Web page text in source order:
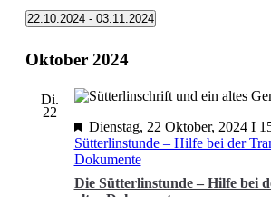
Veranstaltungen
22.10.2024 - 03.11.2024
wählen.
Oktober 2024
Di.
22
Die Sütterlinstunde – Hilfe bei
Dienstag, 22 Oktober, 2024 I
Sütterlinstunde – Hilfe bei der
Dokumente